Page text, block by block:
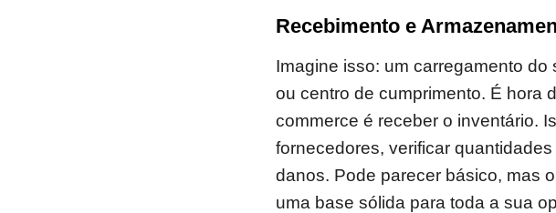
Recebimento e
Imagine isso: um carregamento
ou centro de cumprimento. É hora
commerce é receber o inventário.
fornecedores, verificar
danos. Pode parecer básico, mas
uma base sólida para toda a sua